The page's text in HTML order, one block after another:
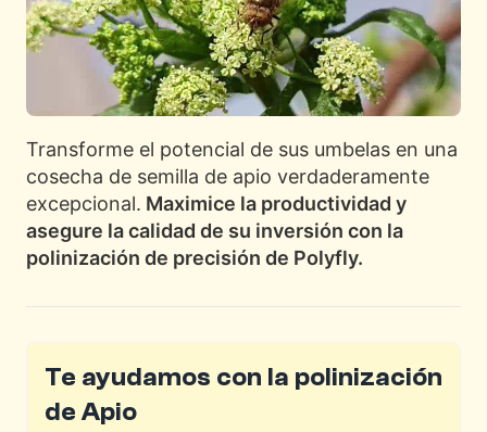
Transforme el potencial de sus umbelas en una
cosecha de semilla de apio verdaderamente
excepcional. Maximice la productividad y
asegure la calidad de su inversión con la
polinización de precisión de Polyfly.
Te ayudamos con la polinización
de Apio